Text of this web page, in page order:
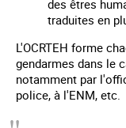
des êtres
traduites en
L'OCRTEH forme
gendarmes dans le
notamment par
police, à l'ENM, etc.